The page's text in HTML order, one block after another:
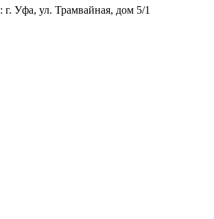
: г. Уфа, ул. Трамвайная, дом 5/1